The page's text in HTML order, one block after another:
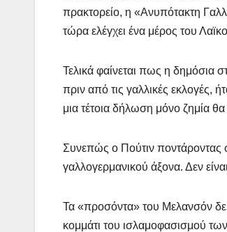
πρακτορείο, η «Ανυπότακτη
τώρα ελέγχει ένα μέρος του
Τελικά φαίνεται πως η δημόσια
πριν από τις γαλλικές εκλογές,
μια τέτοια δήλωση μόνο ζημία
Συνεπώς ο Πούτιν ποντάροντας
γαλλογερμανικού άξονα. Δεν
Τα «προσόντα» του Μελανσόν δε
κομμάτι του ισλαμοφασισμού